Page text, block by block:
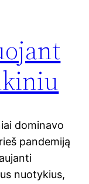
dominavo
pandemiją
nuotykius,